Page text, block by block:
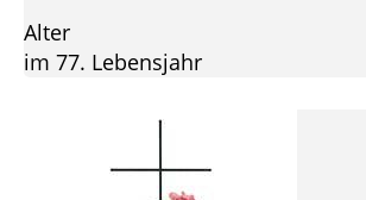
Alter
im 77. Lebensjahr